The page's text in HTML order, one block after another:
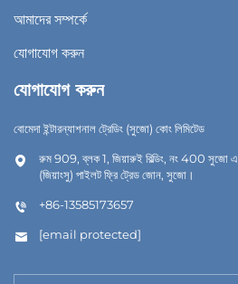
আমাদের সম্পর্কে
যোগাযোগ করুন
যোগাযোগ করুন
বোমেদা ইন্টারন্যাশনাল ট্রেডিং (সুজো) কোং লিমিটেড
রুম 909, ব্লক 1, জিয়ারুই বিল্ডিং, নং 400 সুজো
(জিয়াংসু) পাইলট ফ্রি ট্রেড জোন, সুজো।
+86-13585173657
[email protected]